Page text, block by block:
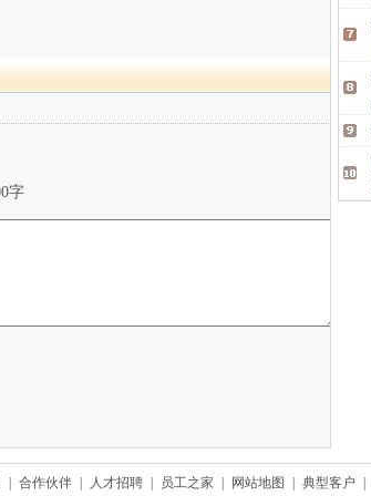
字
合作伙伴 人才招聘 员工之家 网站地图 典型客户